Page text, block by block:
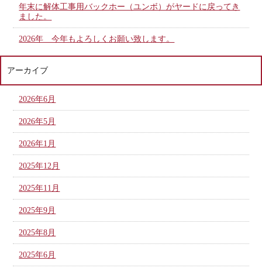
年末に解体工事用バックホー（ユンボ）がヤードに戻ってき
ました。
2026年 今年もよろしくお願い致します。
アーカイブ
2026年6月
2026年5月
2026年1月
2025年12月
2025年11月
2025年9月
2025年8月
2025年6月